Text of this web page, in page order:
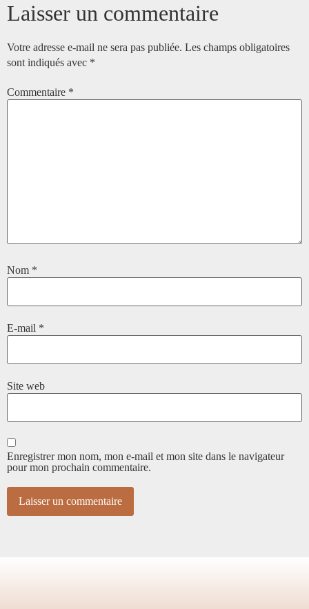
Laisser un commentaire
Votre adresse e-mail ne sera pas publiée. Les champs obligatoires
sont indiqués avec *
Commentaire *
Nom *
E-mail *
Site web
Enregistrer mon nom, mon e-mail et mon site dans le navigateur
pour mon prochain commentaire.